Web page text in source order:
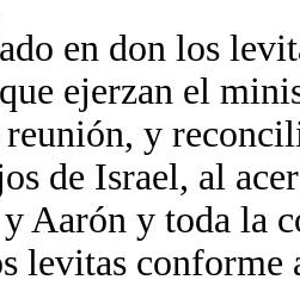
en don los
ejerzan el
y
de Israel, al
Aarón y toda la
levitas conforme